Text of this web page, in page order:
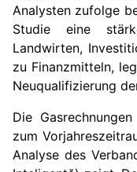
Analysten zufolge
Studie eine
Landwirten,
zu Finanzmitteln,
Neuqualifizierung
Die
zum
Analyse des